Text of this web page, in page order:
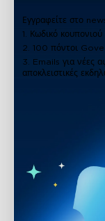
Εγγραφείτε στο
1. Κωδικό
2. 100 πόντοι
3. Emails για νέες
αποκλειστικές